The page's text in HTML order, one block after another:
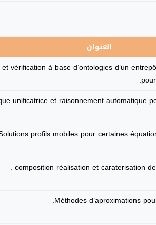
العنوان
vérification à base d’ontologies d’un
unificatrice et raisonnement automatique
profils mobiles pour certaines
composition réalisation et caraterisation
Méthodes d’aproximations